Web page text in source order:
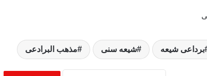
برداعی شیعه شیعه سنی مذهب البرادعی